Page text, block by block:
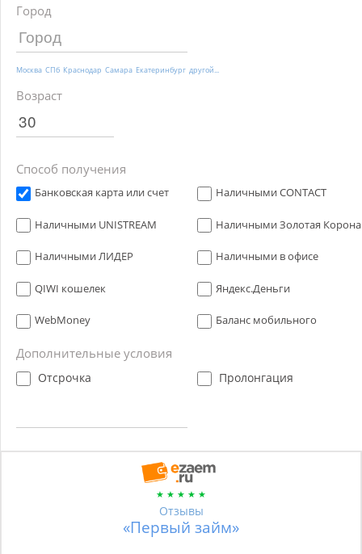
Город
Москва СПб Краснодар Самара Екатеринбург другой...
Возраст
Способ получения
Банковская карта или счет Наличными CONTACT
Наличными UNISTREAM Наличными Золотая Корона
Наличными ЛИДЕР Наличными в офисе
QIWI кошелек Яндекс.Деньги
WebMoney Баланс мобильного
Дополнительные условия
Отсрочка Пролонгация
Отзывы
«Первый займ»